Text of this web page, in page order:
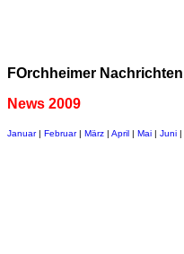
FOrchheimer Nachrichten
News 2009
Januar| Februar| März | April | Mai | Juni |